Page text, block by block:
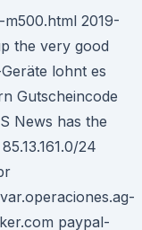
2019-
the very good
lohnt es
Gutscheincode
News has the
24
paypal-